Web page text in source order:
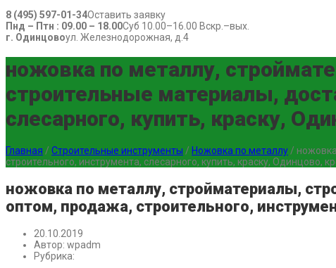
8 (495) 597-01-34Оставить заявку
Пнд – Птн : 09.00 – 18.00Суб 10.00–16.00 Вскр.–вых.
г. Одинцовоул. Железнодорожная, д.4
ножовка по металлу,
строительные материалы,
слесарного, купить, краску,
Главная / Строительные инструменты / Ножовка по металлу /
строительного, инструмента, слесарного, купить, краску, Одинцово,
ножовка по металлу, стройматериалы,
оптом, продажа, строительного,
20.10.2019
Автор: wpadm
Рубрика: